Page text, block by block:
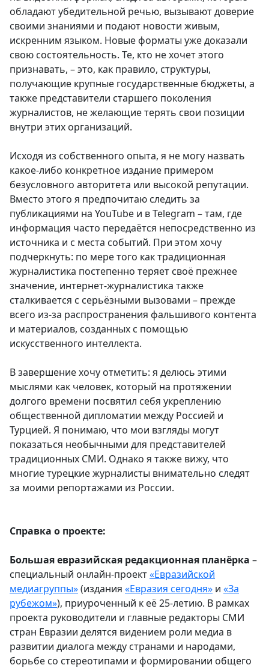
обладают убедительной речью, вызывают доверие
своими знаниями и подают новости живым,
искренним языком. Новые форматы уже доказали
свою состоятельность. Те, кто не хочет этого
признавать, – это, как правило, структуры,
получающие крупные государственные бюджеты, а
также представители старшего поколения
журналистов, не желающие терять свои позиции
внутри этих организаций.
Исходя из собственного опыта, я не могу назвать
какое-либо конкретное издание примером
безусловного авторитета или высокой репутации.
Вместо этого я предпочитаю следить за
публикациями на YouTube и в Telegram – там, где
информация часто передаётся непосредственно из
источника и с места событий. При этом хочу
подчеркнуть: по мере того как традиционная
журналистика постепенно теряет своё прежнее
значение, интернет-журналистика также
сталкивается с серьёзными вызовами – прежде
всего из-за распространения фальшивого контента
и материалов, созданных с помощью
искусственного интеллекта.
В завершение хочу отметить: я делюсь этими
мыслями как человек, который на протяжении
долгого времени посвятил себя укреплению
общественной дипломатии между Россией и
Турцией. Я понимаю, что мои взгляды могут
показаться необычными для представителей
традиционных СМИ. Однако я также вижу, что
многие турецкие журналисты внимательно следят
за моими репортажами из России.
Справка о проекте:
Большая евразийская редакционная планёрка –
специальный онлайн-проект«Евразийской
медиагруппы»(издания «Евразия сегодня» и «За
рубежом»), приуроченный к её 25-летию. В рамках
проекта руководители и главные редакторы СМИ
стран Евразии делятся видением роли медиа в
развитии диалога между странами и народами,
борьбе со стереотипами и формировании общего